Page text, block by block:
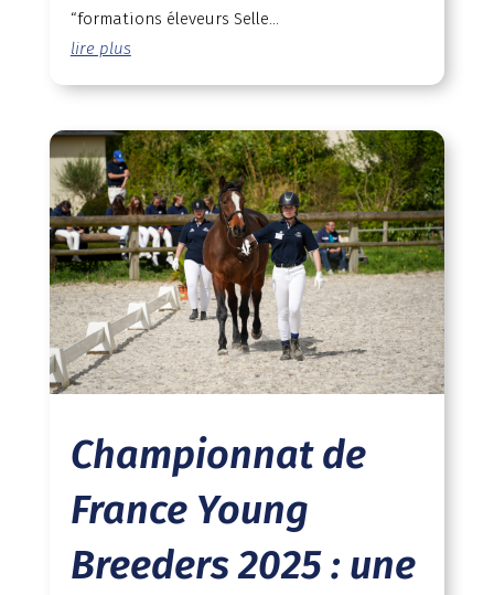
“formations éleveurs Selle...
lire plus
Championnat de
France Young
Breeders 2025 : une